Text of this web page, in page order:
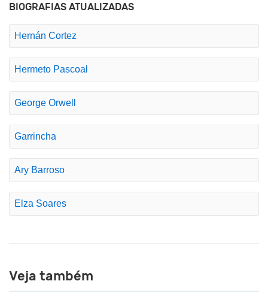
BIOGRAFIAS ATUALIZADAS
Hernán Cortez
Hermeto Pascoal
George Orwell
Garrincha
Ary Barroso
Elza Soares
Veja também